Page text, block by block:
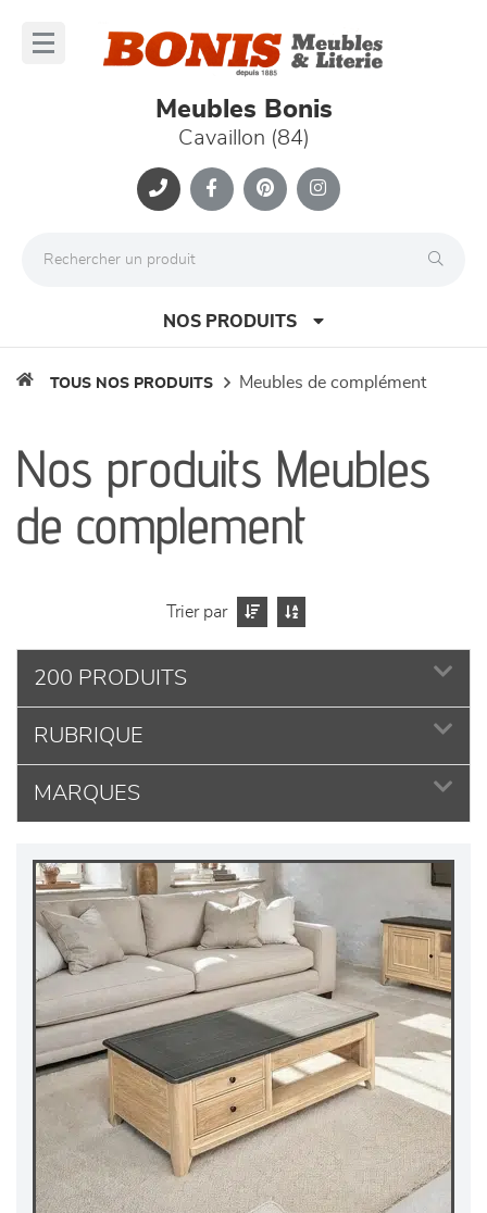
Meubles Bonis
Cavaillon (84)
NOS PRODUITS
séjours
meubles de complément
chambres et dressing
literie
décoration
TOUS NOS PRODUITS meubles de complément
Nos produits Meubles
de complement
Trier par
200 PRODUITS
RUBRIQUE
MARQUES